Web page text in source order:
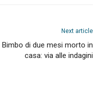
Next article
Bimbo di due mesi morto in
casa: via alle indagini